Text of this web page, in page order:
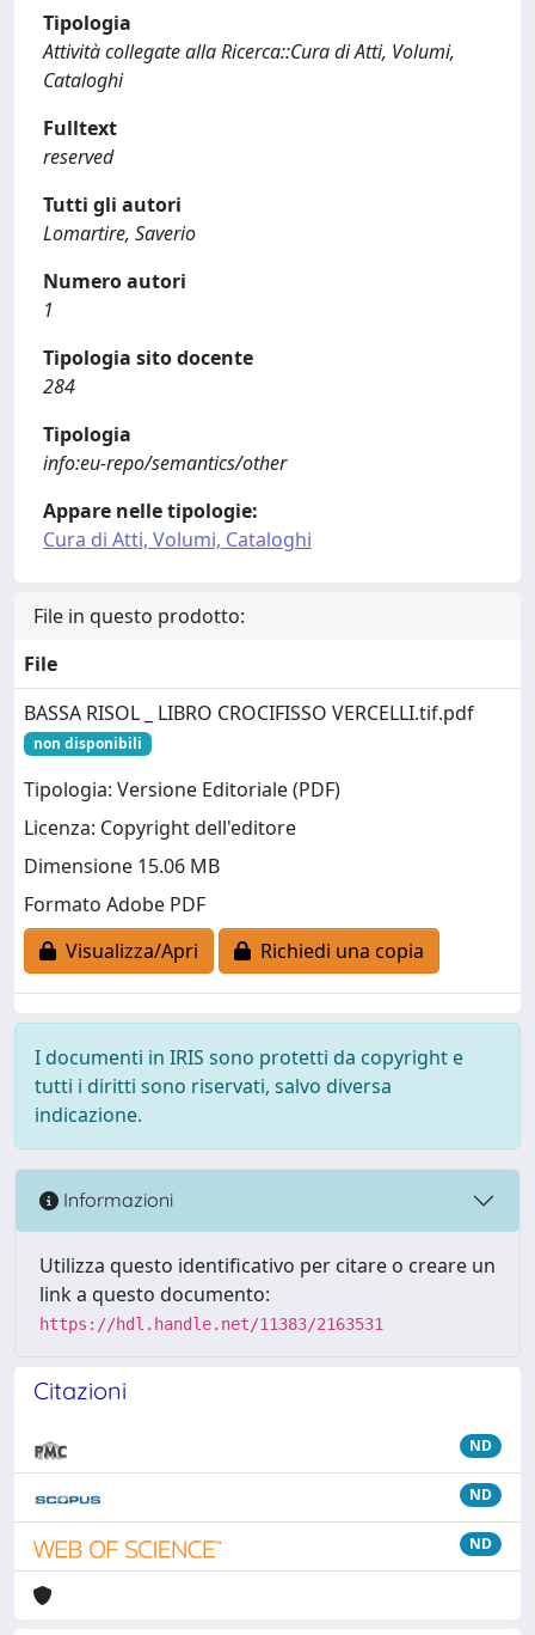
Tipologia
Attività collegate alla Ricerca::Cura di Atti, Volumi,
Cataloghi
Fulltext
reserved
Tutti gli autori
Lomartire, Saverio
Numero autori
1
Tipologia sito docente
284
Tipologia
info:eu-repo/semantics/other
Appare nelle tipologie:
Cura di Atti, Volumi, Cataloghi
File in questo prodotto:
File
BASSA RISOL _ LIBRO CROCIFISSO VERCELLI.tif.pdf
non disponibili
Tipologia: Versione Editoriale (PDF)
Licenza: Copyright dell'editore
Dimensione 15.06 MB
Formato Adobe PDF
Visualizza/Apri
Richiedi una copia
I documenti in IRIS sono protetti da copyright e
tutti i diritti sono riservati, salvo diversa
indicazione.
Informazioni
Utilizza questo identificativo per citare o creare un
link a questo documento:
https://hdl.handle.net/11383/2163531
Citazioni
ND
ND
ND